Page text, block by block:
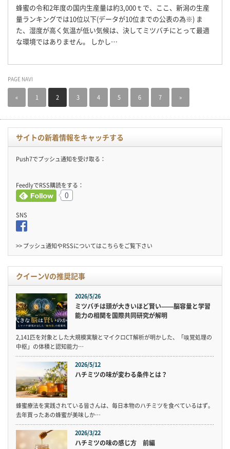
蜂蜜の令和2年度の国内生産量は約3,000ｔで、ここ、新潟の生産
量ランキングでは10位以下(データが10位までの公表の為※) ま
た、湿度が高く気温が低い気候は、決してミツバチにとって最適
な環境ではありません。 しかし…
PAGE NAVI
« 1 2 3 4 5 6 7 »
サイトの新着情報をキャッチする
Push7でプッシュ通知を受け取る：
FeedlyでRSS購読をする：
0
SNS
>> プッシュ通知やRSSについてはこちらをご覧下さい
クイーンVの推奨記事
2026/5/26
ミツバチは頭が大きいほど賢い——脳容量と学習
能力の相関を国際共同研究が解明
2,141匹を対象とした大規模実験とマイクロCT解析が明かした、「嗅覚処理の
中枢」の体積と認知能力…
2026/5/12
ハチミツの味が変わる条件とは？
蜂蜜療法を実践されている皆さんは、毎日本物のハチミツを食べているはず。
去年買ったあの蜂蜜が美味しか…
2026/3/22
ハチミツの味の感じ方 前編